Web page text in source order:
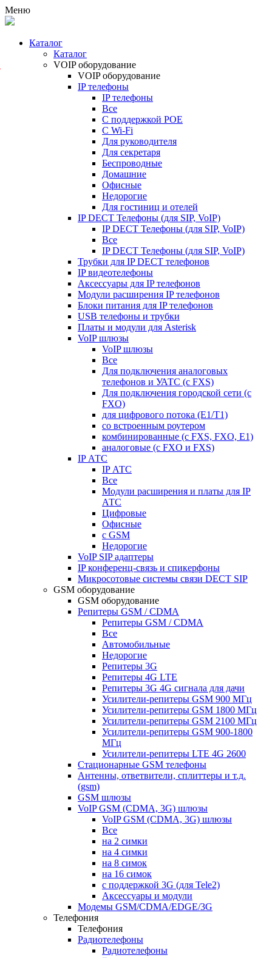
Меню
Каталог
Каталог
VOIP оборудование
VOIP оборудование
IP телефоны
IP телефоны
Все
С поддержкой POE
C Wi-Fi
Для руководителя
Для секретаря
Беспроводные
Домашние
Офисные
Недорогие
Для гостиниц и отелей
IP DECT Телефоны (для SIP, VoIP)
IP DECT Телефоны (для SIP, VoIP)
Все
IP DECT Телефоны (для SIP, VoIP)
Трубки для IP DECT телефонов
IP видеотелефоны
Аксессуары для IP телефонов
Модули расширения IP телефонов
Блоки питания для IP телефонов
USB телефоны и трубки
Платы и модули для Asterisk
VoIP шлюзы
VoIP шлюзы
Все
Для подключения аналоговых
телефонов и УАТС (с FXS)
Для подключения городской сети (с
FXO)
для цифрового потока (E1/T1)
со встроенным роутером
комбинированные (c FXS, FXO, E1)
аналоговые (с FXO и FXS)
IP АТС
IP АТС
Все
Модули расширения и платы для IP
АТС
Цифровые
Офисные
с GSM
Недорогие
VoIP SIP адаптеры
IP конференц-связь и спикерфоны
Микросотовые системы связи DECT SIP
GSM оборудование
GSM оборудование
Репитеры GSM / CDMA
Репитеры GSM / CDMA
Все
Автомобильные
Недорогие
Репитеры 3G
Репитеры 4G LTE
Репитеры 3G 4G сигнала для дачи
Усилители-репитеры GSM 900 МГц
Усилители-репитеры GSM 1800 МГц
Усилители-репитеры GSM 2100 МГц
Усилители-репитеры GSM 900-1800
МГц
Усилители-репитеры LTE 4G 2600
Стационарные GSM телефоны
Антенны, ответвители, сплиттеры и т.д.
(gsm)
GSM шлюзы
VoIP GSM (CDMA, 3G) шлюзы
VoIP GSM (CDMA, 3G) шлюзы
Все
на 2 симки
на 4 симки
на 8 симок
на 16 симок
с поддержкой 3G (для Tele2)
Аксессуары и модули
Модемы GSM/CDMA/EDGE/3G
Телефония
Телефония
Радиотелефоны
Радиотелефоны